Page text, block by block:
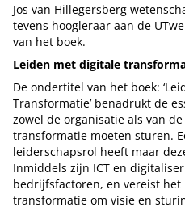
Jos van Hillegersberg
tevens hoogleraar aan de
van het boek.
Leiden met digitale
De ondertitel van het boek:
Transformatie’ benadrukt de
zowel de organisatie als van
transformatie moeten sturen.
leiderschapsrol heeft maar
Inmiddels zijn ICT en
bedrijfsfactoren, en vereist
transformatie om visie en